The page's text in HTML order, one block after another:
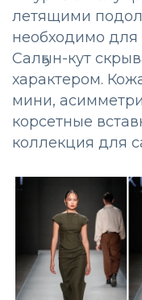
летящими
необходимо для
Салҕын-кут
характером.
мини,
корсетные
коллекция для